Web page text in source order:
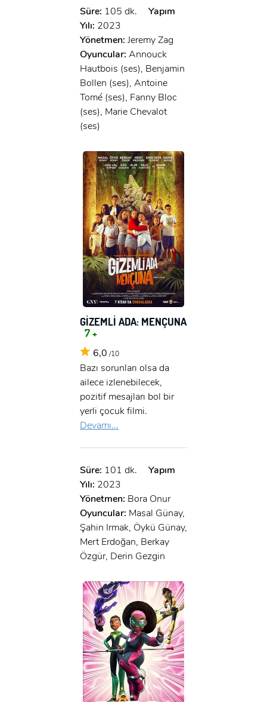
Süre: 105 dk.
Yapım
Yılı: 2023
Yönetmen: Jeremy Zag
Oyuncular: Annouck
Hautbois (ses), Benjamin
Bollen (ses), Antoine
Tomé (ses), Fanny Bloc
(ses), Marie Chevalot
(ses)
GİZEMLİ ADA: MENÇUNA
7 +
6,0 /10
Bazı sorunları olsa da
ailece izlenebilecek,
pozitif mesajları bol bir
yerli çocuk filmi.
Devamı...
Süre: 101 dk.
Yapım
Yılı: 2023
Yönetmen: Bora Onur
Oyuncular: Masal Günay,
Şahin Irmak, Öykü Günay,
Mert Erdoğan, Berkay
Özgür, Derin Gezgin